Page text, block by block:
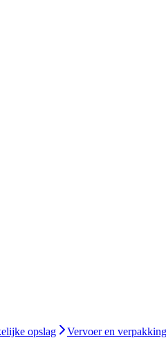
opslag
Vervoer en verpakking